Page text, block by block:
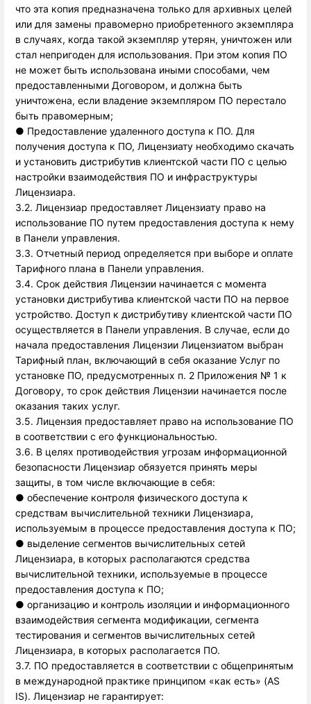
что эта копия предназначена только для архивных целей
или для замены правомерно приобретенного экземпляра
в случаях, когда такой экземпляр утерян, уничтожен или
стал непригоден для использования. При этом копия ПО
не может быть использована иными способами, чем
предоставленными Договором, и должна быть
уничтожена, если владение экземпляром ПО перестало
быть правомерным;
● Предоставление удаленного доступа к ПО. Для
получения доступа к ПО, Лицензиату необходимо скачать
и установить дистрибутив клиентской части ПО с целью
настройки взаимодействия ПО и инфраструктуры
Лицензиара.
3.2. Лицензиар предоставляет Лицензиату право на
использование ПО путем предоставления доступа к нему
в Панели управления.
3.3. Отчетный период определяется при выборе и оплате
Тарифного плана в Панели управления.
3.4. Срок действия Лицензии начинается с момента
установки дистрибутива клиентской части ПО на первое
устройство. Доступ к дистрибутиву клиентской части ПО
осуществляется в Панели управления. В случае, если до
начала предоставления Лицензии Лицензиатом выбран
Тарифный план, включающий в себя оказание Услуг по
установке ПО, предусмотренных п. 2 Приложения № 1 к
Договору, то срок действия Лицензии начинается после
оказания таких услуг.
3.5. Лицензия предоставляет право на использование ПО
в соответствии с его функциональностью.
3.6. В целях противодействия угрозам информационной
безопасности Лицензиар обязуется принять меры
защиты, в том числе включающие в себя:
● обеспечение контроля физического доступа к
средствам вычислительной техники Лицензиара,
используемым в процессе предоставления доступа к ПО;
● выделение сегментов вычислительных сетей
Лицензиара, в которых располагаются средства
вычислительной техники, используемые в процессе
предоставления доступа к ПО;
● организацию и контроль изоляции и информационного
взаимодействия сегмента модификации, сегмента
тестирования и сегментов вычислительных сетей
Лицензиара, в которых располагается ПО.
3.7. ПО предоставляется в соответствии с общепринятым
в международной практике принципом «как есть» (AS
IS). Лицензиар не гарантирует: